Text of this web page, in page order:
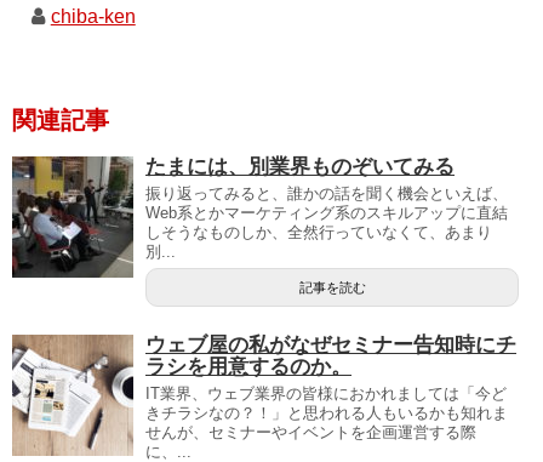
chiba-ken
関連記事
たまには、別業界ものぞいてみる
振り返ってみると、誰かの話を聞く機会といえば、
Web系とかマーケティング系のスキルアップに直結
しそうなものしか、全然行っていなくて、あまり
別...
記事を読む
ウェブ屋の私がなぜセミナー告知時にチ
ラシを用意するのか。
IT業界、ウェブ業界の皆様におかれましては「今ど
きチラシなの？！」と思われる人もいるかも知れま
せんが、セミナーやイベントを企画運営する際
に、...